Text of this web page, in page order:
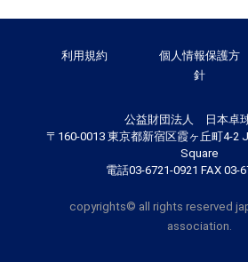
利用規約
個人情報保護方
針
公益財団法人 日本卓
〒160-0013 東京都新宿区霞ヶ丘町4-2
Square
電話03-6721-0921 FAX 03-
copyrights© all rights reserved
association.